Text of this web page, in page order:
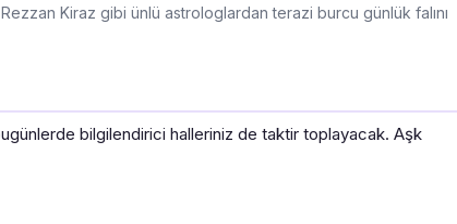
Kiraz gibi ünlü astrologlardan terazi burcu günlük falını
bilgilendirici halleriniz de taktir toplayacak. Aşk